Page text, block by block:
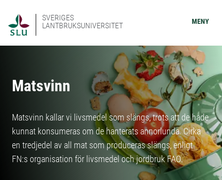
SVERIGES
LANTBRUKSUNIVERSITET
MENY
Matsvinn
Matsvinn kallar vi livsmedel som slängs, trots att de hade
kunnat konsumeras om de hanterats annorlunda. Cirka
en tredjedel av all mat som produceras slängs, enligt
FN:s organisation för livsmedel och jordbruk FAO.